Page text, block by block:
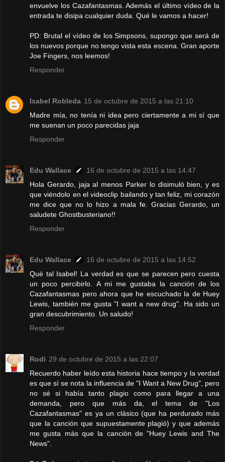
envuelve los Cazafantasmas. Además el último vídeo de la
entrada te disipa cualquier duda. Qué le vamos a hacer!
PD: Brutal el vídeo de los Simpsons, supongo que será de
los nuevos porque no tengo vista esta escena. Gran aporte
Joe Fingers, nos leemos!
Responder
Isabel Robleda 15 de octubre de 2015 a las 21:10
Madre mía, no tenía ni idea pero ciertamente a mi sí que
me suenan un poco parecidas jaja
Responder
Edu Wallace
16 de octubre de 2015 a las 14:47
Hola Gerardo, jaja al menos Parker lo disimuló bien, y es
que viéndolo en el videoclip bailando y tan feliz, mi corazón
me dice que no lo hizo a mala fe. Gracias Gerardo, un
saludete Ghostbusteriano!!
Responder
Edu Wallace
16 de octubre de 2015 a las 14:52
Qué tal Isabel! La verdad es que se parecen pero cuesta
un poco percibirlo. A mi me gustaba la canción de los
Cazafantasmas pero ahora que he escuchado la de Huey
Lewis, también me gusta "I want a new drug". Ha sido un
gran descubrimiento. Un saludo!
Responder
Rodi 29 de octubre de 2015 a las 22:07
Recuerdo haber leído esta historia hace tiempo y la verdad
es que sí se nota la influencia de "I Want a New Drug", pero
no sé si había tanto plagio como para llegar a una
demanda, pero que más da, el tema de "Los
Cazafantasmas" es ya un clásico (que ha perdurado más
que la canción que supuestamente plagió) y que además
me gusta más que la canción de "Huey Lewis and The
News".